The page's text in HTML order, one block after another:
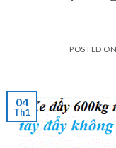
POSTED ON
04
Th1